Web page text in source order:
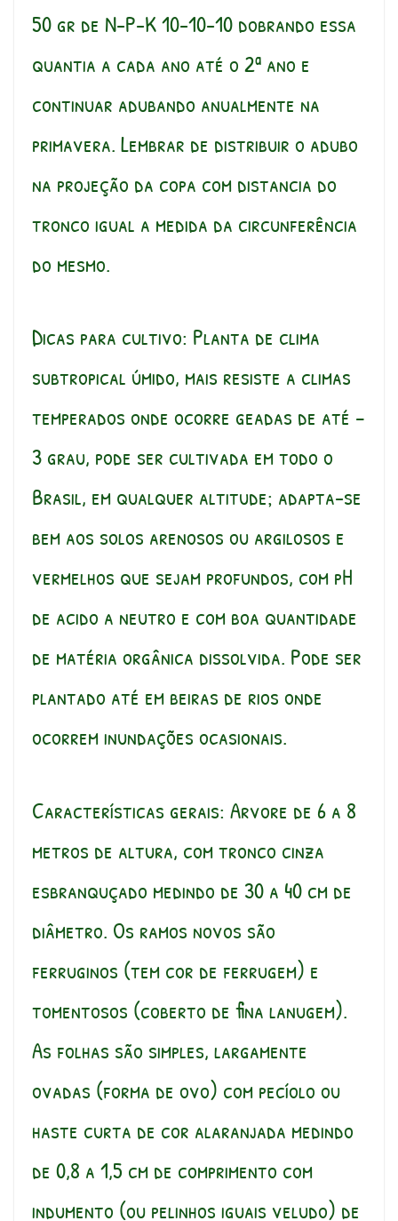
50 gr de N-P-K 10-10-10 dobrando essa
quantia a cada ano até o 2ª ano e
continuar adubando anualmente na
primavera. Lembrar de distribuir o adubo
na projeção da copa com distancia do
tronco igual a medida da circunferência
do mesmo.
Dicas para cultivo: Planta de clima
subtropical úmido, mais resiste a climas
temperados onde ocorre geadas de até –
3 grau, pode ser cultivada em todo o
Brasil, em qualquer altitude; adapta-se
bem aos solos arenosos ou argilosos e
vermelhos que sejam profundos, com pH
de acido a neutro e com boa quantidade
de matéria orgânica dissolvida. Pode ser
plantado até em beiras de rios onde
ocorrem inundações ocasionais.
Características gerais: Arvore de 6 a 8
metros de altura, com tronco cinza
esbranquçado medindo de 30 a 40 cm de
diâmetro. Os ramos novos são
ferruginos (tem cor de ferrugem) e
tomentosos (coberto de fina lanugem).
As folhas são simples, largamente
ovadas (forma de ovo) com pecíolo ou
haste curta de cor alaranjada medindo
de 0,8 a 1,5 cm de comprimento com
indumento (ou pelinhos iguais veludo) de